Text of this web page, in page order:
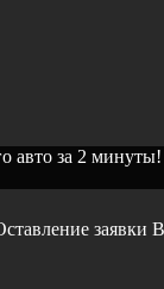
авто за 2 минуты!
заявки